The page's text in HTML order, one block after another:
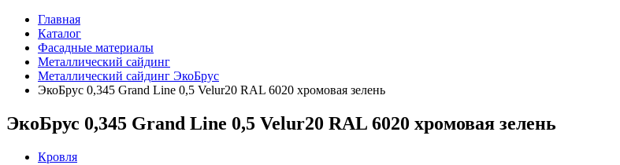
Главная
Каталог
Фасадные материалы
Металлический сайдинг
Металлический сайдинг ЭкоБрус
ЭкоБрус 0,345 Grand Line 0,5 Velur20 RAL 6020 хромовая зелень
ЭкоБрус 0,345 Grand Line 0,5 Velur20 RAL 6020 хромовая зелень
Кровля